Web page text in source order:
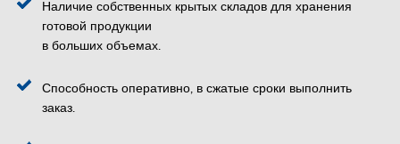
Наличие собственных крытых складов для хранения
готовой продукции
в больших объемах.
Способность оперативно, в сжатые сроки выполнить
заказ.